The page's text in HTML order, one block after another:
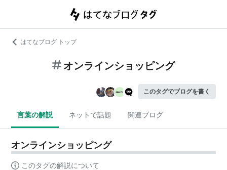
はてなブログ トップ
オンラインショッピング​
このタグでブログを書く
言葉の解説 ネットで話題 関連ブログ
オンラインショッピング​
このタグの解説について